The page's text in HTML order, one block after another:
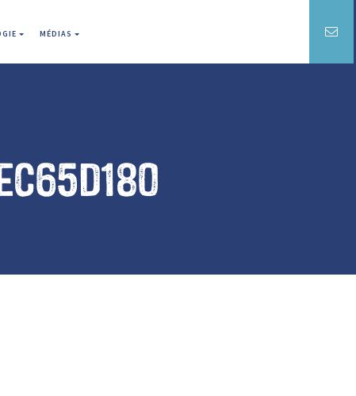
MÉDIAS